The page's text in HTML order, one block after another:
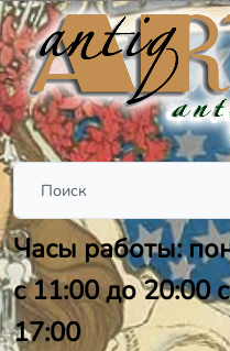
Часы работы:
с 11:00 до 20:00
17:00